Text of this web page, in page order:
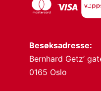
Besøksadresse:
Bernhard Getz’
0165 Oslo